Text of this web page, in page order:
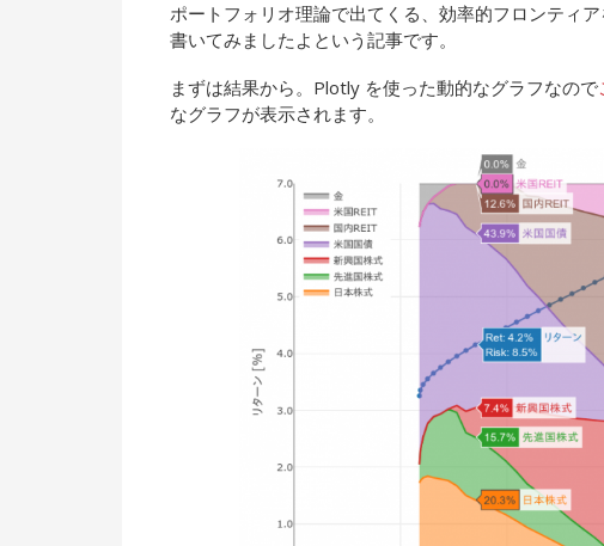
ポートフォリオ理論で出てくる、効率的フロンティ
書いてみましたよという記事です。
まずは結果から。Plotly を使った動的なグラフなので
なグラフが表示されます。